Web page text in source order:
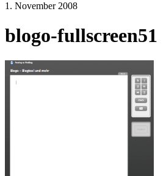
1. November 2008
blogo-fullscreen51